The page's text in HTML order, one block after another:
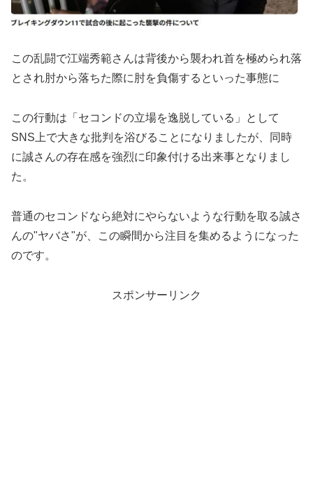
この乱闘で江端秀範さんは背後から襲われ首を極められ落
とされ肘から落ちた際に肘を負傷するといった事態に
この行動は「セコンドの立場を逸脱している」として
SNS上で大きな批判を浴びることになりましたが、同時
に誠さんの存在感を強烈に印象付ける出来事となりまし
た。
普通のセコンドなら絶対にやらないような行動を取る誠さ
んの"ヤバさ"が、この瞬間から注目を集めるようになった
のです。
スポンサーリンク